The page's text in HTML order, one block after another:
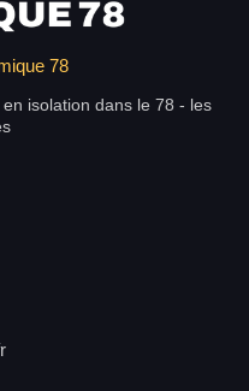
78
isolation dans le 78 - les